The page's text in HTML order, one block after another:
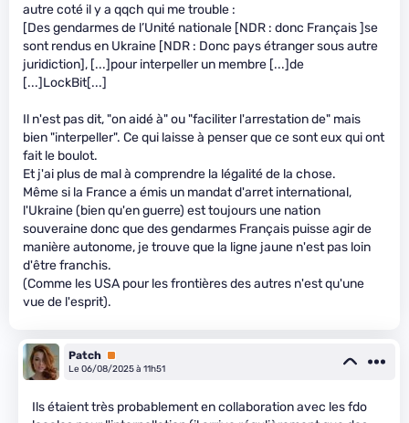
autre coté il y a qqch qui me trouble :
[Des gendarmes de l’Unité nationale [NDR : donc Français ]se
sont rendus en Ukraine [NDR : Donc pays étranger sous autre
juridiction], [...]pour interpeller un membre [...]de
[...]LockBit[...]
Il n'est pas dit, "on aidé à" ou "faciliter l'arrestation de" mais
bien "interpeller". Ce qui laisse à penser que ce sont eux qui ont
fait le boulot.
Et j'ai plus de mal à comprendre la légalité de la chose.
Même si la France a émis un mandat d'arret international,
l'Ukraine (bien qu'en guerre) est toujours une nation
souveraine donc que des gendarmes Français puisse agir de
manière autonome, je trouve que la ligne jaune n'est pas loin
d'être franchis.
(Comme les USA pour les frontières des autres n'est qu'une
vue de l'esprit).
Patch Premium
Le 06/08/2025 à 11h51
Ils étaient très probablement en collaboration avec les fdo